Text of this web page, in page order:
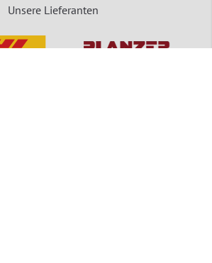
Unsere Lieferanten